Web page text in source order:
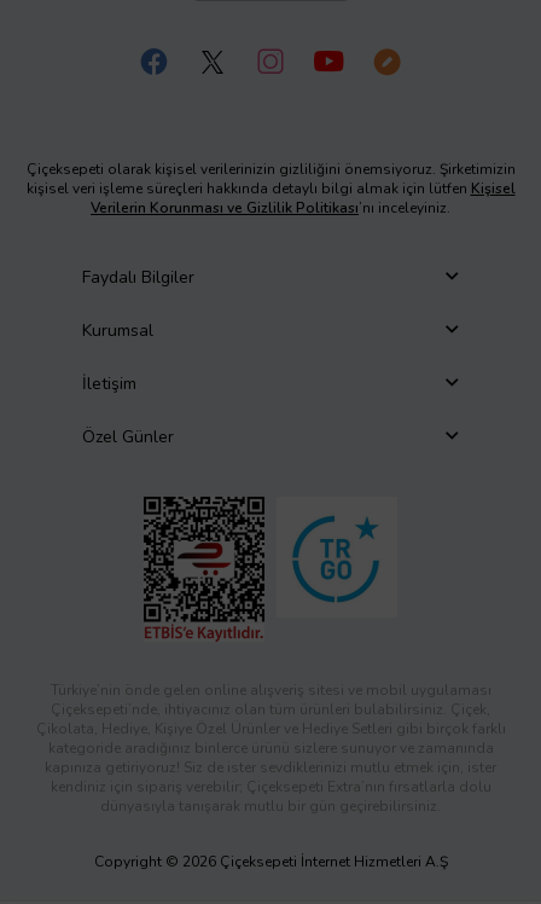
Çiçeksepeti olarak kişisel verilerinizin gizliliğini önemsiyoruz. Şirketimizin
kişisel veri işleme süreçleri hakkında detaylı bilgi almak için lütfen Kişisel
Verilerin Korunması ve Gizlilik Politikası’nı inceleyiniz.
Faydalı Bilgiler
Kurumsal
İletişim
Özel Günler
Türkiye’nin önde gelen online alışveriş sitesi ve mobil uygulaması
Çiçeksepeti’nde, ihtiyacınız olan tüm ürünleri bulabilirsiniz. Çiçek,
Çikolata, Hediye, Kişiye Özel Ürünler ve Hediye Setleri gibi birçok farklı
kategoride aradığınız binlerce ürünü sizlere sunuyor ve zamanında
kapınıza getiriyoruz! Siz de ister sevdiklerinizi mutlu etmek için, ister
kendiniz için sipariş verebilir; Çiçeksepeti Extra’nın fırsatlarla dolu
dünyasıyla tanışarak mutlu bir gün geçirebilirsiniz.
Copyright © 2026 Çiçeksepeti İnternet Hizmetleri A.Ş